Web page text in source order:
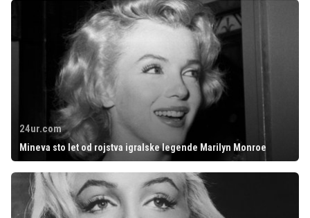
24ur.com
Mineva sto let od rojstva igralske legende Marilyn Monroe